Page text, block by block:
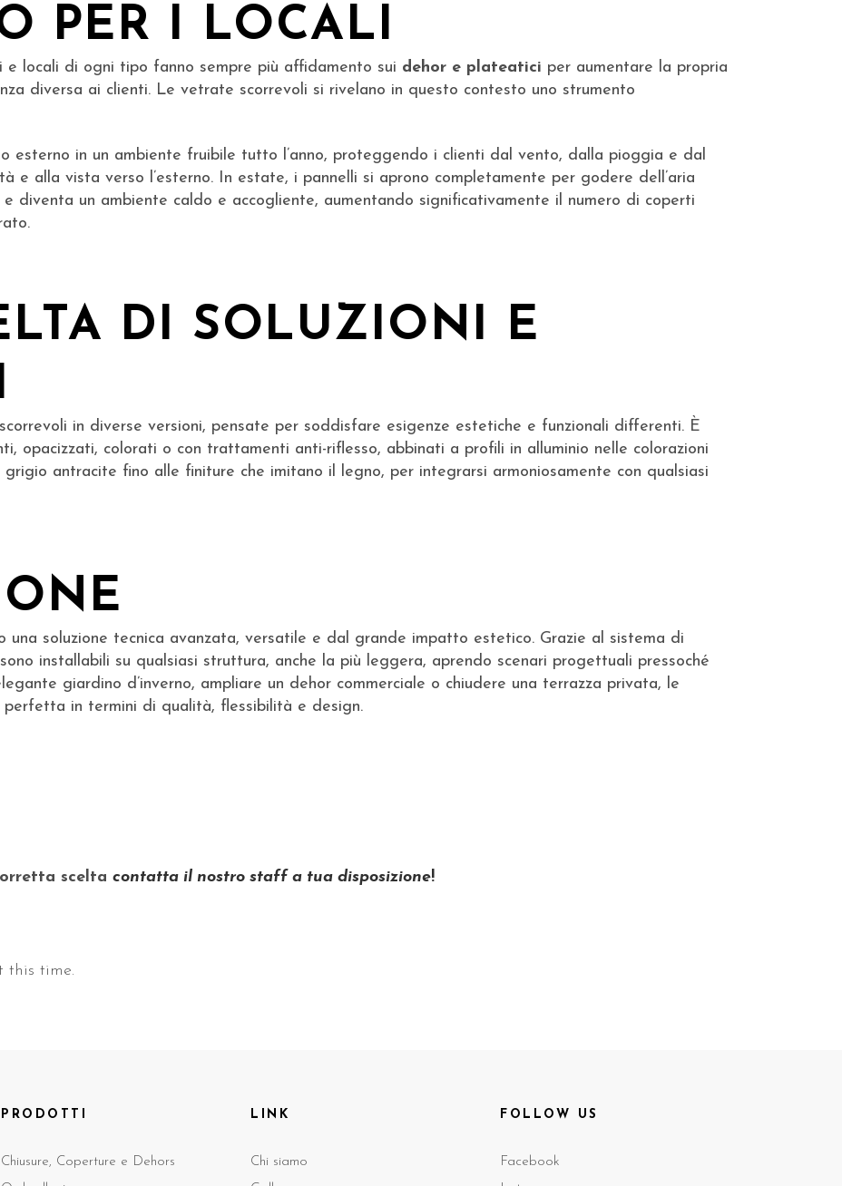
PER I LOCALI
e locali di ogni tipo fanno sempre più affidamento sui dehor e plateatici per aumentare la propria
diversa ai clienti. Le vetrate scorrevoli si rivelano in questo contesto uno strumento
esterno in un ambiente fruibile tutto l’anno, proteggendo i clienti dal vento, dalla pioggia e dal
e alla vista verso l’esterno. In estate, i pannelli si aprono completamente per godere dell’aria
diventa un ambiente caldo e accogliente, aumentando significativamente il numero di coperti
DI SOLUZIONI E
in diverse versioni, pensate per soddisfare esigenze estetiche e funzionali differenti. È
opacizzati, colorati o con trattamenti anti-riflesso, abbinati a profili in alluminio nelle colorazioni
antracite fino alle finiture che imitano il legno, per integrarsi armoniosamente con qualsiasi
una soluzione tecnica avanzata, versatile e dal grande impatto estetico. Grazie al sistema di
installabili su qualsiasi struttura, anche la più leggera, aprendo scenari progettuali pressoché
giardino d’inverno, ampliare un dehor commerciale o chiudere una terrazza privata, le
in termini di qualità, flessibilità e design.
scelta contatta il nostro staff a tua disposizione!
this time.
PRODOTTI
Chiusure, Coperture e Dehors
LINK
Chi siamo
FOLLOW US
Facebook